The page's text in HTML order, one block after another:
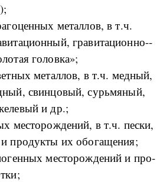
ме­тал­лов, в т.ч.
гра­ви­та­ци­он­но-­
го­ло­в­ка»;
ме­тал­лов, в т.ч. мед­ный,
свин­цо­вый, сурь­мя­ный,
и др.;
ме­сто­ро­ж­де­ний, в т.ч. пе­с­ки,
про­дук­ты их обо­га­ще­ни­я;
ме­сто­ро­ж­де­ний и про­